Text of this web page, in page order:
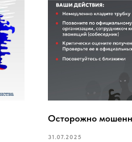
Осторожно
31.07.2025